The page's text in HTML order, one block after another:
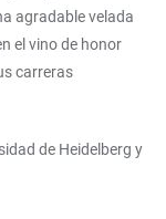
agradable velada
el vino de honor
carreras
de Heidelberg y